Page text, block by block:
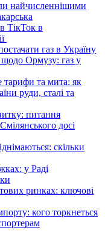
найчисленнішими
ТікТок в
газ в Україну
щодо Ормузу: газ у
та мита: як
руди, сталі та
питання
досі
скільки
у Раді
ринках: ключові
кого торкнеться